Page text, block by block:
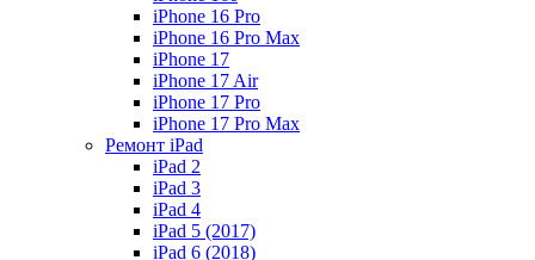
iPhone 16 Pro
iPhone 16 Pro Max
iPhone 17
iPhone 17 Air
iPhone 17 Pro
iPhone 17 Pro Max
Ремонт iPad
iPad 2
iPad 3
iPad 4
iPad 5 (2017)
iPad 6 (2018)